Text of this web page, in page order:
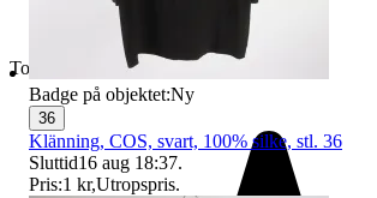
Toppsäljare
Badge på objektet:Ny
36
Klänning, COS, svart, 100% silke, stl. 36
Sluttid16 aug 18:37.
Pris:1 kr,Utropspris.